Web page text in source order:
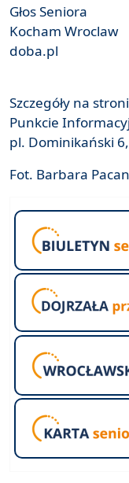
Głos Seniora
Kocham Wroclaw
doba.pl
Szczegóły na
Punkcie
pl. Dominikański
Fot. Barbara Pacan